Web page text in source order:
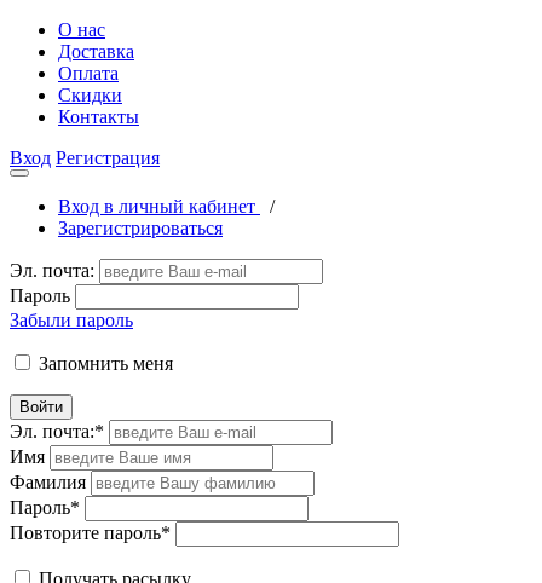
О нас
Доставка
Оплата
Скидки
Контакты
Вход Регистрация
Вход в личный кабинет
/
Зарегистрироваться
Эл. почта:
Пароль
Забыли пароль
Запомнить меня
Войти
Эл. почта:*
Имя
Фамилия
Пароль*
Повторите пароль*
Получать расылку